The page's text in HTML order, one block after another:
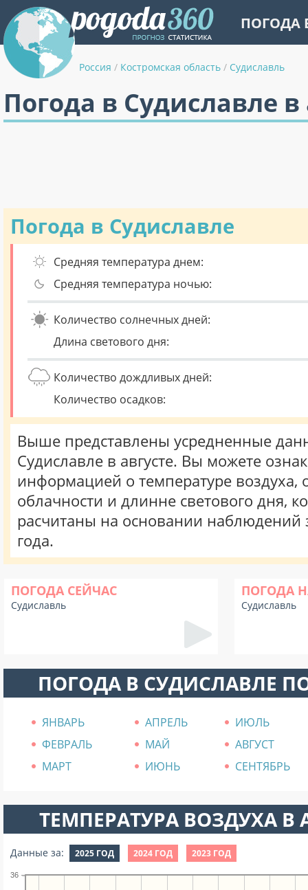
ПОГОДА
Россия / Костромская область / Судиславль
Погода в Судиславле в
Погода в Судиславле
Средняя температура днем:
Средняя температура ночью:
Количество солнечных дней:
Длина светового дня:
Количество дождливых дней:
Количество осадков:
Выше представлены усредненные
Судиславле в августе. Вы можете
информацией о температуре воздуха,
облачности и длинне светового дня,
расчитаны на основании наблюдений
года.
ПОГОДА СЕЙЧАС
Судиславль
ПОГОДА
Судиславль
ПОГОДА В СУДИСЛАВЛЕ
ЯНВАРЬ АПРЕЛЬ
ИЮЛЬ
ФЕВРАЛЬ
МАЙ
АВГУСТ
МАРТ
ИЮНЬ СЕНТЯБРЬ
ТЕМПЕРАТУРА ВОЗДУХА В
Данные за: 2025 ГОД 2024 ГОД 2023 ГОД
36